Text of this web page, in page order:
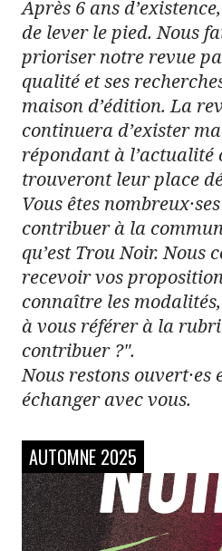
Après 6 ans
de lever le pied. Nous
prioriser notre revue
qualité et ses
maison d’édition. La
continuera d’exister
répondant à l’actualité
trouveront leur place
Vous êtes
contribuer à la
qu’est Trou Noir. Nous
recevoir vos
connaître les
à vous référer à la
contribuer ?".
Nous restons
échanger avec vous.
AUTOMNE 2025